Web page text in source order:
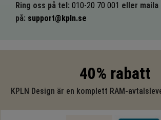
Ring oss på tel: 010-20 70 001 eller maila
på: support@kpln.se
40% rabatt
KPLN Design är en komplett RAM-